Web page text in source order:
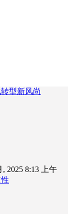
型新风尚
, 2025 8:13 上午